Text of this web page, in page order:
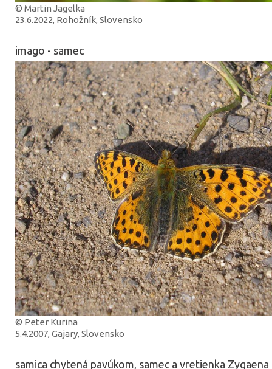
© Martin Jagelka
23.6.2022, Rohožník, Slovensko
imago - samec
© Peter Kurina
5.4.2007, Gajary, Slovensko
samica chytená pavúkom, samec a vretienka